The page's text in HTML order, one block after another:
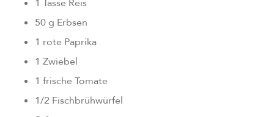
1 Tasse Reis
50 g Erbsen
1 rote Paprika
1 Zwiebel
1 frische Tomate
1/2 Fischbrühwürfel